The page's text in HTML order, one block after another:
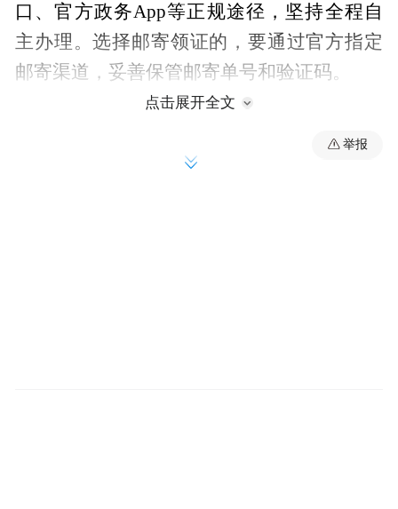
口、官方政务App等正规途径，坚持全程自
主办理。选择邮寄领证的，要通过官方指定
邮寄渠道，妥善保管邮寄单号和验证码。
的，可以申请领取临时身份证。为确保日常
点击展开全文
举报